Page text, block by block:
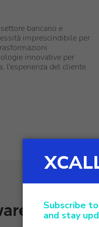
bancario e
imprescindibile per
innovative per
l'esperienza del cliente